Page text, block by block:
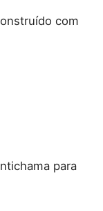
com
para